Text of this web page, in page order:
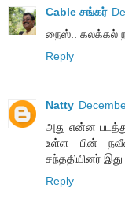
Cable சங்கர்
நைஸ்.. கலக்கல்
Reply
Natty
அது என்ன
உள்ள பின்
சந்ததியினர் இது
Reply